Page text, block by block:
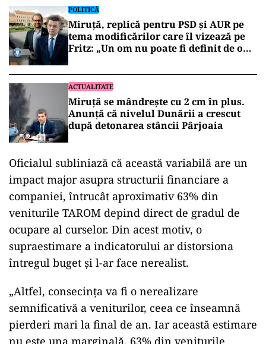
POLITICĂ
Miruță, replică pentru PSD și AUR pe
tema modificărilor care îl vizează pe
Fritz: „Un om nu poate fi definit de o
ACTUALITATE
Miruță se mândrește cu 2 cm în plus.
Anunță că nivelul Dunării a crescut
după detonarea stâncii Pârjoaia
Oficialul subliniază că această variabilă are un
impact major asupra structurii financiare a
companiei, întrucât aproximativ 63% din
veniturile TAROM depind direct de gradul de
ocupare al curselor. Din acest motiv, o
supraestimare a indicatorului ar distorsiona
întregul buget și l-ar face nerealist.
„Altfel, consecința va fi o nerealizare
semnificativă a veniturilor, ceea ce înseamnă
pierderi mari la final de an. Iar această estimare
nu este una marginală. 63% din veniturile